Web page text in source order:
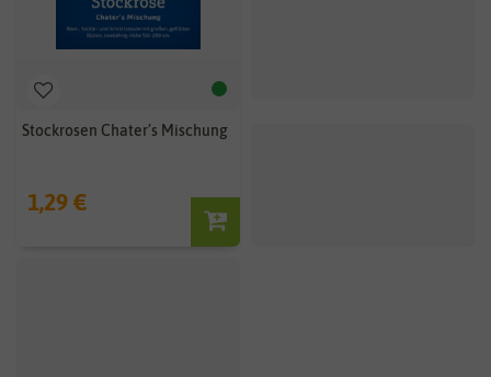
Stockrosen Chater’s Mischung
1,29 €